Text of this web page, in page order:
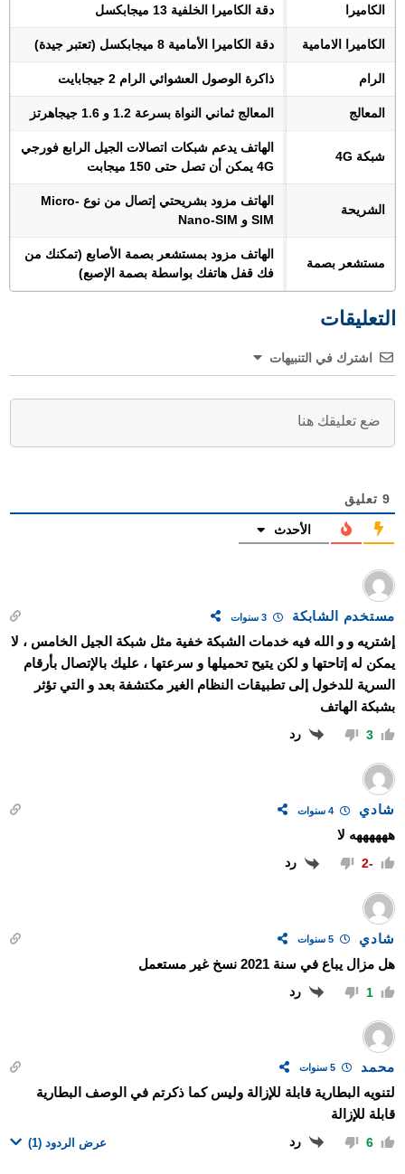
الكاميرا دقة الكاميرا الخلفية 13 ميجابكسل
الكاميرا الامامية دقة الكاميرا الأمامية 8 ميجابكسل (تعتبر جيدة)
الرام ذاكرة الوصول العشوائي الرام 2 جيجابايت
المعالج المعالج ثماني النواة بسرعة 1.2 و 1.6 جيجاهرتز
شبكة 4G
الهاتف يدعم شبكات اتصالات الجيل الرابع فورجي
4G يمكن أن تصل حتى 150 ميجابت
الشريحة
الهاتف مزود بشريحتي إتصال من نوع Micro-
SIM و Nano-SIM
مستشعر بصمة
الهاتف مزود بمستشعر بصمة الأصابع (تمكنك من
فك قفل هاتفك بواسطة بصمة الإصبع)
التعليقات
اشترك في التنبيهات
9 تعليق
الأحدث
مستخدم الشابكة
إشتريه و و الله فيه خدمات الشبكة خفية مثل شبكة الجيل الخامس ، لا
يمكن له إتاحتها و لكن يتيح تحميلها و سرعتها ، عليك بالإتصال بأرقام
السرية للدخول إلى تطبيقات النظام الغير مكتشفة بعد و التي تؤثر
بشبكة الهاتف
3 رد
شادي
ههههههه لا
-2 رد
شادي
هل مزال يباع في سنة 2021 نسخ غير مستعمل
1 رد
محمد
لتنويه البطارية قابلة للإزالة وليس كما ذكرتم في الوصف البطارية
قابلة للإزالة
6 رد عرض الردود (1)